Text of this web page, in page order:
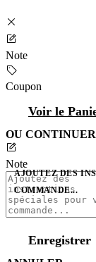
Note
Coupon
Voir le
OU
Note
AJOUTEZ DES
COMMANDE...
Enregistrer